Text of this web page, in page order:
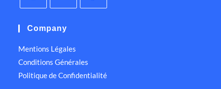
Company
Mentions Légales
Conditions Générales
Politique de Confidentialité